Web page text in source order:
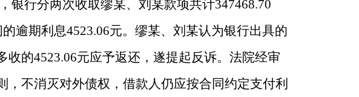
银行分两次收取缪某、刘某款项共计347468.70
逾期利息4523.06元。缪某、刘某认为银行出具的
的4523.06元应予返还，遂提起反诉。法院经审
不消灭对外债权，借款人仍应按合同约定支付利